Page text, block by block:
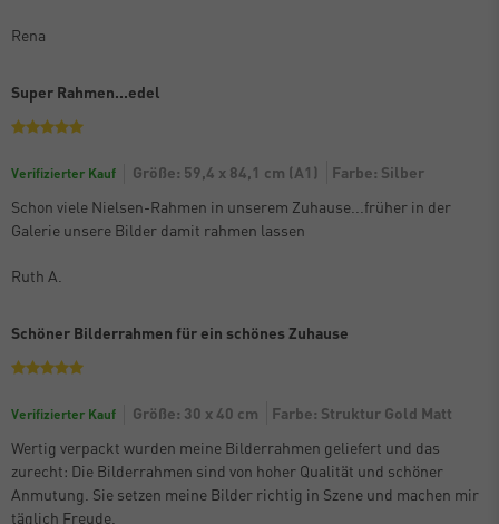
Rena
Super Rahmen...edel
Verifizierter Kauf Größe: 59,4 x 84,1 cm (A1)
Farbe: Silber
Schon viele Nielsen-Rahmen in unserem Zuhause...früher in der
Galerie unsere Bilder damit rahmen lassen
Ruth A.
Schöner Bilderrahmen für ein schönes Zuhause
Verifizierter Kauf Größe: 30 x 40 cm
Farbe: Struktur Gold Matt
Wertig verpackt wurden meine Bilderrahmen geliefert und das
zurecht: Die Bilderrahmen sind von hoher Qualität und schöner
Anmutung. Sie setzen meine Bilder richtig in Szene und machen mir
täglich Freude.